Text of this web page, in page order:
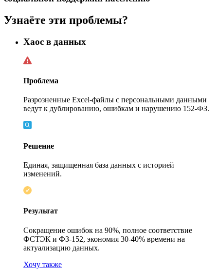
Узнаёте эти проблемы?
Хаос в данных
Проблема
Разрозненные Excel-файлы с персональными данными
ведут к дублированию, ошибкам и нарушению 152-ФЗ.
Решение
Единая, защищенная база данных с историей
изменений.
Результат
Сокращение ошибок на 90%, полное соответствие
ФСТЭК и ФЗ-152, экономия 30-40% времени на
актуализацию данных.
Хочу также